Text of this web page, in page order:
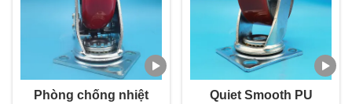
Phòng chống nhiệt
Quiet Smooth PU